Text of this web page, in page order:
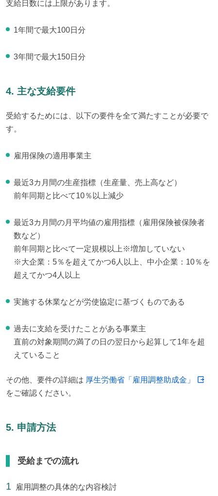
支給日数には上限があります。
1年間で最大100日分
3年間で最大150日分
4. 主な支給要件
受給するためには、以下の要件を全て満たすことが必要で
す。
雇用保険の適用事業主
最近3カ月間の生産指標（生産量、売上高など）
前年同期と比べて10％以上減少
最近3カ月間の月平均値の雇用指標（雇用保険被保険者
数など）
前年同期と比べて一定規模以上※増加していない
※大企業：5％を超えてかつ6人以上、中小企業：10％を
超えてかつ4人以上
実施する休業などが労使協定に基づくものである
過去に支給を受けたことがある事業主
直前の対象期間の満了の日の翌日から起算して1年を超
えていること
その他、要件の詳細は 厚生労働省「雇用調整助成金」
をご確認ください。
5. 申請方法
受給までの流れ
雇用調整の具体的な内容検討